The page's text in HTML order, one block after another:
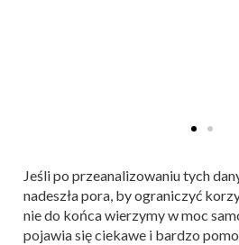
Jeśli po przeanalizowaniu tych
nadeszła pora, by ograniczyć
nie do końca wierzymy w moc
pojawia się ciekawe i bardzo